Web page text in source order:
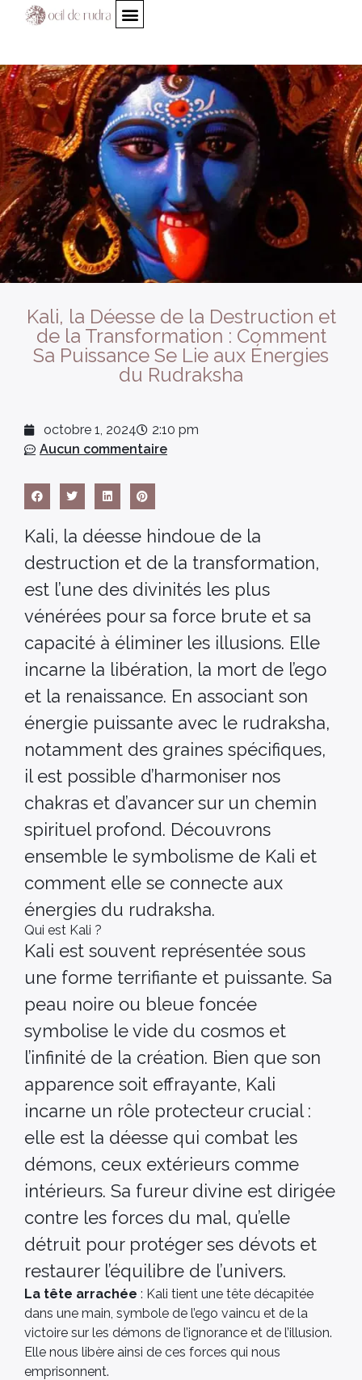
Kali, la Déesse de la Destruction et
de la Transformation : Comment
Sa Puissance Se Lie aux Énergies
du Rudraksha
octobre 1, 2024
2:10 pm
Aucun commentaire
Kali, la déesse hindoue de la
destruction et de la transformation,
est l’une des divinités les plus
vénérées pour sa force brute et sa
capacité à éliminer les illusions. Elle
incarne la libération, la mort de l’ego
et la renaissance. En associant son
énergie puissante avec le rudraksha,
notamment des graines spécifiques,
il est possible d’harmoniser nos
chakras et d’avancer sur un chemin
spirituel profond. Découvrons
ensemble le symbolisme de Kali et
comment elle se connecte aux
énergies du rudraksha.
Qui est Kali ?
Kali est souvent représentée sous
une forme terrifiante et puissante. Sa
peau noire ou bleue foncée
symbolise le vide du cosmos et
l’infinité de la création. Bien que son
apparence soit effrayante, Kali
incarne un rôle protecteur crucial :
elle est la déesse qui combat les
démons, ceux extérieurs comme
intérieurs. Sa fureur divine est dirigée
contre les forces du mal, qu’elle
détruit pour protéger ses dévots et
restaurer l’équilibre de l’univers.
La tête arrachée : Kali tient une tête décapitée
dans une main, symbole de l’ego vaincu et de la
victoire sur les démons de l’ignorance et de l’illusion.
Elle nous libère ainsi de ces forces qui nous
emprisonnent.